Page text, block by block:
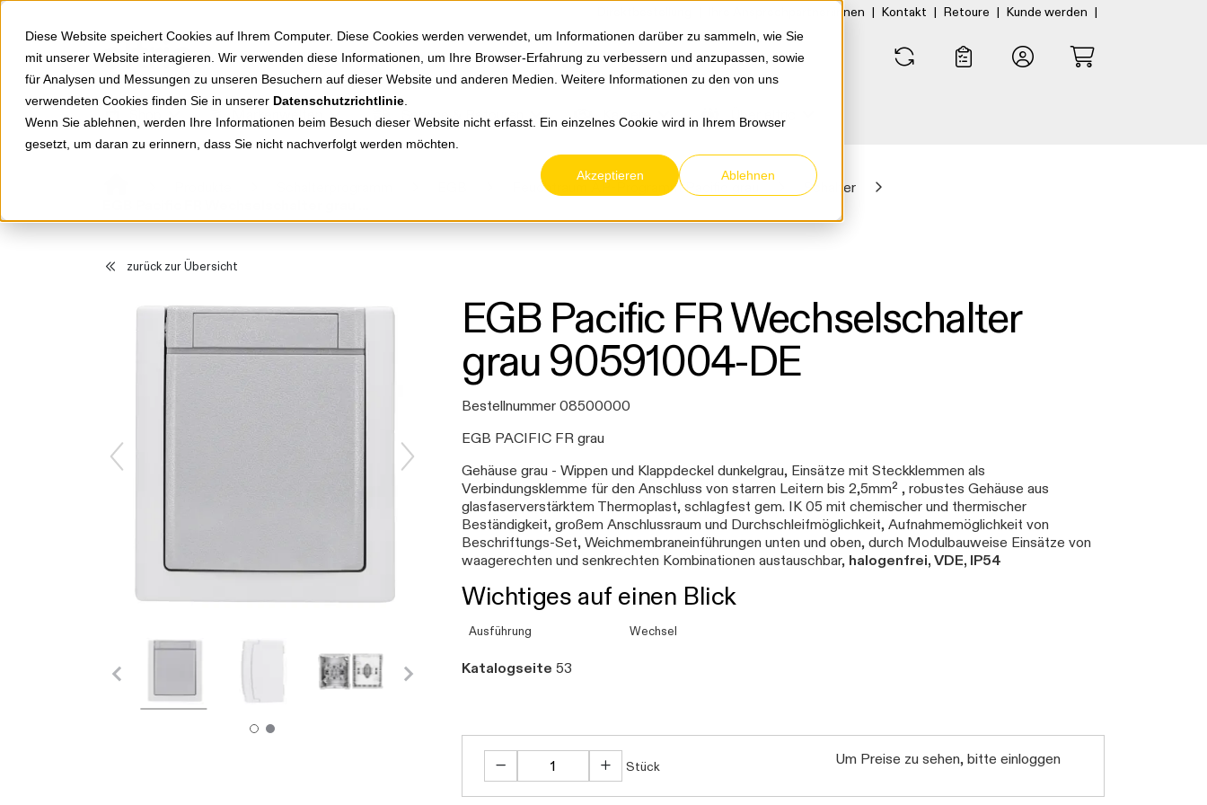
Diese Website speichert Cookies auf Ihrem Computer. Diese Cookies werden verwendet, um Informationen darüber zu sammeln, wie Sie
mit unserer Website interagieren. Wir verwenden diese Informationen, um Ihre Browser-Erfahrung zu verbessern und anzupassen, sowie
für Analysen und Messungen zu unseren Besuchern auf dieser Website und anderen Medien. Weitere Informationen zu den von uns
verwendeten Cookies finden Sie in unserer Datenschutzrichtlinie
Wenn Sie ablehnen, werden Ihre Informationen beim Besuch dieser Website nicht erfasst. Ein einzelnes Cookie wird in Ihrem Browser
gesetzt, um daran zu erinnern, dass Sie nicht nachverfolgt werden möchten.
Akzeptieren Ablehnen
Springe zu Hauptinhalt Ihre Ansprechpartner:innen | Kontakt | Retoure | Kunde werden |
Markenwelten Service & Retouren Karriere Über eltric
Feuchtraum AP-Programm Pacific grau
Schalter
zurück zur Übersicht
EGB Pacific FR Wechselschalter
grau 90591004-DE
Bestellnummer 08500000
EGB PACIFIC FR grau
Gehäuse grau - Wippen und Klappdeckel dunkelgrau, Einsätze mit Steckklemmen als
Verbindungsklemme für den Anschluss von starren Leitern bis 2,5mm² , robustes Gehäuse aus
glasfaserverstärktem Thermoplast, schlagfest gem. IK 05 mit chemischer und thermischer
Beständigkeit, großem Anschlussraum und Durchschleifmöglichkeit, Aufnahmemöglichkeit von
Beschriftungs-Set, Weichmembraneinführungen unten und oben, durch Modulbauweise Einsätze von
waagerechten und senkrechten Kombinationen austauschbar, halogenfrei, VDE, IP54
Wichtiges auf einen Blick
Ausführung Wechsel
Katalogseite 53
Stück Um Preise zu sehen, bitte einloggen